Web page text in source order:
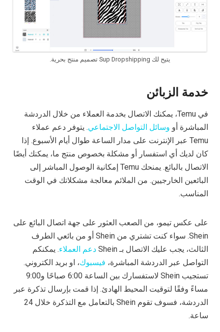
يتيح لك Sup Dropshipping تصميم منتج بحرية.
خدمة الزبائن
في Temu، يمكنك الاتصال بخدمة العملاء من خلال الدردشة
المباشرة أو وسائل التواصل الاجتماعي. يتوفر دعم عملاء
Temu عبر الإنترنت على مدار الساعة طوال أيام الأسبوع. إذا
كان لديك أي استفسار أو مشكلة بخصوص منتج ما، يمكنك أيضًا
الاتصال بالبائع. يمنحك Temu إمكانية الوصول المباشر إلى
البائعين الخارجيين. من الملائم معالجة مشكلاتك في الوقت
المناسب.
على عكس تيمو، من الصعب العثور على جهة اتصال البائع على
Shein. سواء كنت تشتري من Shein أو من بائعي الطرف
الثالث، يجب عليك الاتصال بـ Shein
دعم العملاء. يمكنكم
التواصل عبر الدردشة المباشرة، فيسبوك، او بريد الكتروني.
تستجيب Shein لاستفسارك بين الساعة 6:00 صباحًا و9:00
مساءً وفقًا لتوقيت المحيط الهادئ. إذا قمت بإرسال تذكرة عبر
الدردشة، فسوف تقوم Shein بالتعامل مع التذكرة خلال 24
ساعة.